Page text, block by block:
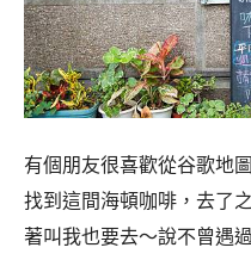
有個朋友很喜歡從谷歌地
找到這間海頓咖啡，去了
著叫我也要去～說不曾遇